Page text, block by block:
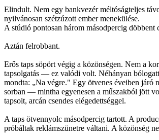
Elindult. Nem egy bankvezér méltóságteljes
nyilvánosan szétzúzott ember menekülése.
A stúdió pontosan három másodpercig döbbent
Aztán felrobbant.
Erős taps söpört végig a közönségen. Nem a
tapsolgatás — ez valódi volt. Néhányan
mondta: „Na végre." Egy ötvenes éveiben járó
sorban — mintha egyenesen a műszakból jött
tapsolt, arcán csendes elégedettséggel.
A taps ötvennyolc másodpercig tartott. A
próbáltak reklámszünetre váltani. A közönség